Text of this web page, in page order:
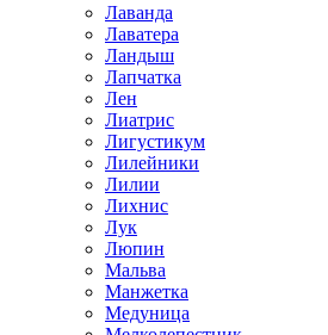
Лаванда
Лаватера
Ландыш
Лапчатка
Лен
Лиатрис
Лигустикум
Лилейники
Лилии
Лихнис
Лук
Люпин
Мальва
Манжетка
Медуница